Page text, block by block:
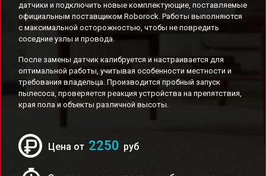
датчики и подключить новые комплектующие, поставляемые
официальным поставщиком Roborock. Работы выполняются
с максимальной осторожностью, чтобы не повредить
соседние узлы и провода.
После замены датчик калибруется и настраивается для
оптимальной работы, учитывая особенности местности и
требования владельца. Производится пробный запуск
пылесоса, проверяется реакция устройства на препятствия,
края пола и объекты различной высоты.
Цена от 2250 руб